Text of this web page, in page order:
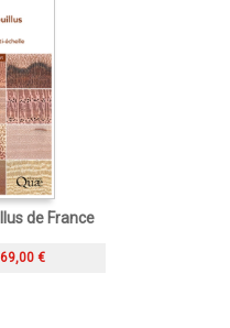
de France
69,00 €